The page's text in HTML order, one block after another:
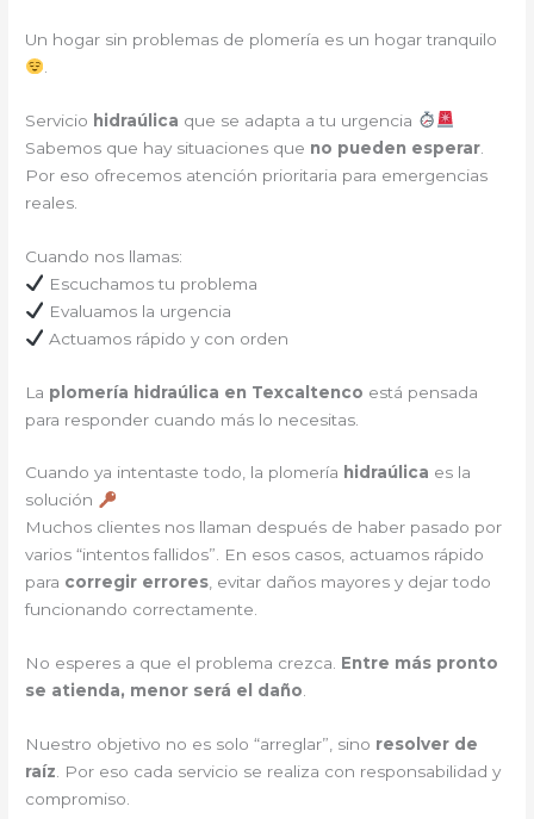
Un hogar sin problemas de plomería es un hogar tranquilo
Servicio hidraúlica que se adapta a tu urgencia
Sabemos que hay situaciones que no pueden esperar
Por eso ofrecemos atención prioritaria para emergencias
reales.
Cuando nos llamas:
Escuchamos tu problema
Evaluamos la urgencia
Actuamos rápido y con orden
La plomería hidraúlica en Texcaltenco está pensada
para responder cuando más lo necesitas.
Cuando ya intentaste todo, la plomería hidraúlica es la
solución
Muchos clientes nos llaman después de haber pasado por
varios “intentos fallidos”. En esos casos, actuamos rápido
para corregir errores, evitar daños mayores y dejar todo
funcionando correctamente.
No esperes a que el problema crezca. Entre más pronto
se atienda, menor será el daño.
Nuestro objetivo no es solo “arreglar”, sino resolver de
raíz . Por eso cada servicio se realiza con responsabilidad y
compromiso.